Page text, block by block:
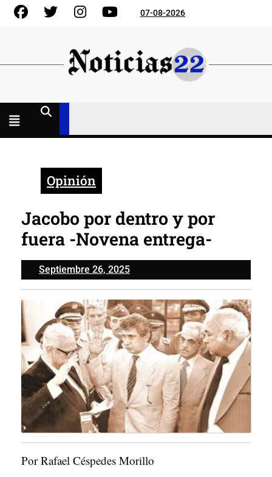
Skip
FacebookGorjeo InstagramYouTube07-08-2026
Opinión
Jacobo por dentro y por
fuera -Novena entrega-
Septiembre 26, 2025Septiembre
26,
2025
Por Rafael Céspedes Morillo